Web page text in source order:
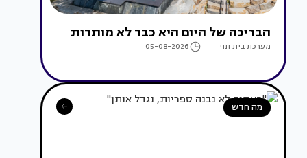
הבריכה של היום היא כבר לא מותרות
מערכת בית ונוי 05-08-2026
מה חדש